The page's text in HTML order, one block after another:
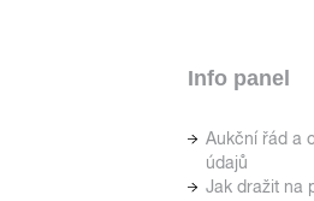
Info panel
Aukční řád a
údajů
Jak dražit na